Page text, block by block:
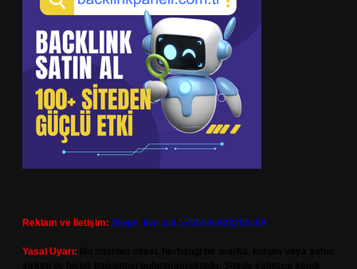
Reklam ve İletişim: Skype: live:.cid.575569c608265c69
Yasal Uyarı: